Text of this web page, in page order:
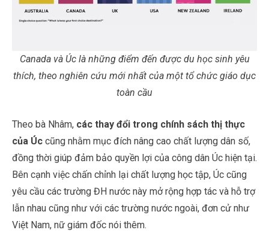
Canada và Úc là những điểm đến được du học sinh yêu
thích, theo nghiên cứu mới nhất của một tổ chức giáo dục
toàn cầu
Theo bà Nhâm, các thay đổi trong chính sách thị thực
của Úc cũng nhằm mục đích nâng cao chất lượng dân số,
đồng thời giúp đảm bảo quyền lợi của công dân Úc hiện tại.
Bên cạnh việc chấn chỉnh lại chất lượng học tập, Úc cũng
yêu cầu các trường ĐH nước này mở rộng hợp tác và hỗ trợ
lẫn nhau cũng như với các trường nước ngoài, đơn cử như
Việt Nam, nữ giám đốc nói thêm.